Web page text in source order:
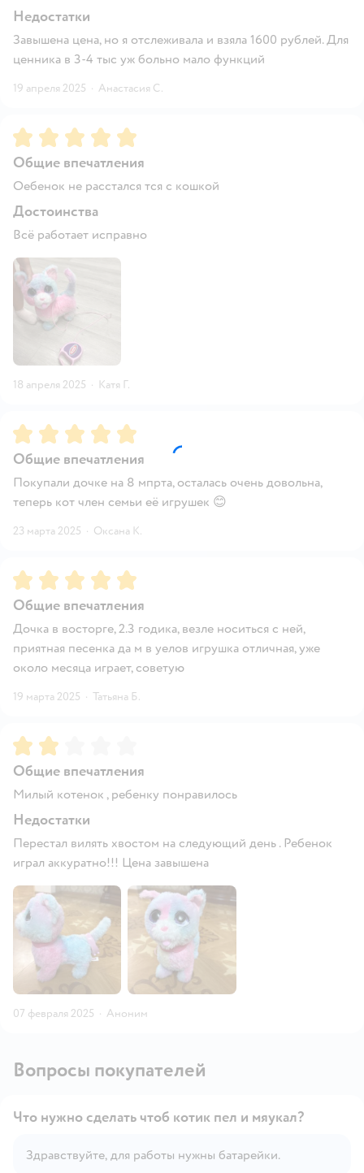
Недостатки
Завышена цена, но я отслеживала и взяла 1600 рублей. Для
ценника в 3-4 тыс уж больно мало функций
19 апреля 2025 · Анастасия С.
Рейтинг:5
Общие впечатления
Оебенок не расстался тся с кошкой
Достоинства
Всё работает исправно
18 апреля 2025 · Катя Г.
Рейтинг:5
Общие впечатления
Покупали дочке на 8 мпрта, осталась очень довольна,
теперь кот член семьи её игрушек 😊
23 марта 2025 · Оксана К.
Рейтинг:5
Общие впечатления
Дочка в восторге, 2.3 годика, везле носиться с ней,
приятная песенка да м в уелов игрушка отличная, уже
около месяца играет, советую
19 марта 2025 · Татьяна Б.
Рейтинг:
Общие впечатления
Милый котенок , ребенку понравилось
Недостатки
Перестал вилять хвостом на следующий день . Ребенок
играл аккуратно!!! Цена завышена
07 февраля 2025 · Аноним
Вопросы покупателей
Открыть вопрос
Что нужно сделать чтоб котик пел и мяукал?
Здравствуйте, для работы нужны батарейки.